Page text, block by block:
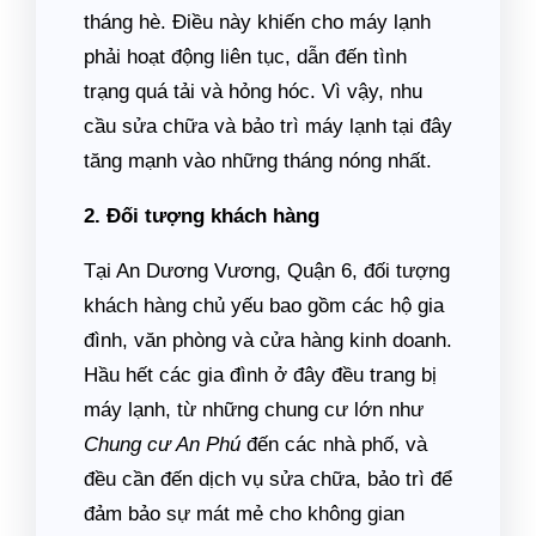
tháng hè. Điều này khiến cho máy lạnh
phải hoạt động liên tục, dẫn đến tình
trạng quá tải và hỏng hóc. Vì vậy, nhu
cầu sửa chữa và bảo trì máy lạnh tại đây
tăng mạnh vào những tháng nóng nhất.
2. Đối tượng khách hàng
Tại An Dương Vương, Quận 6, đối tượng
khách hàng chủ yếu bao gồm các hộ gia
đình, văn phòng và cửa hàng kinh doanh.
Hầu hết các gia đình ở đây đều trang bị
máy lạnh, từ những chung cư lớn như
Chung cư An Phú đến các nhà phố, và
đều cần đến dịch vụ sửa chữa, bảo trì để
đảm bảo sự mát mẻ cho không gian